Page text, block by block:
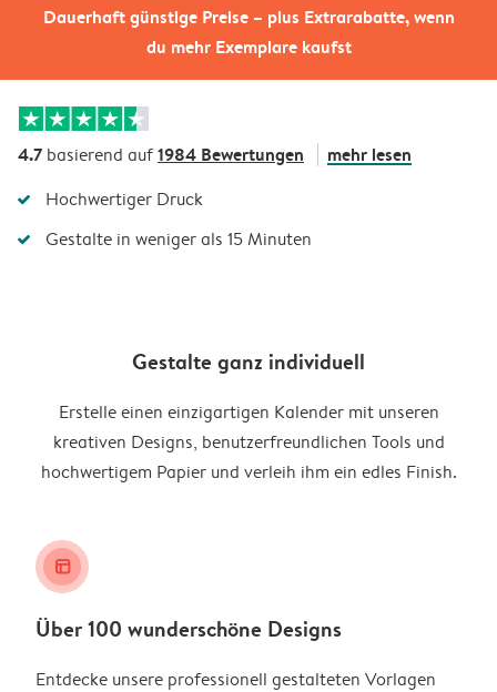
Dauerhaft günstige Preise – plus Extrarabatte, wenn
du mehr Exemplare kaufst
4.7 basierend auf1984 Bewertungen mehr lesen
Hochwertiger Druck
Gestalte in weniger als 15 Minuten
Gestalte ganz individuell
Erstelle einen einzigartigen Kalender mit unseren
kreativen Designs, benutzerfreundlichen Tools und
hochwertigem Papier und verleih ihm ein edles Finish.
layout_alt
Über 100 wunderschöne Designs
Entdecke unsere professionell gestalteten Vorlagen